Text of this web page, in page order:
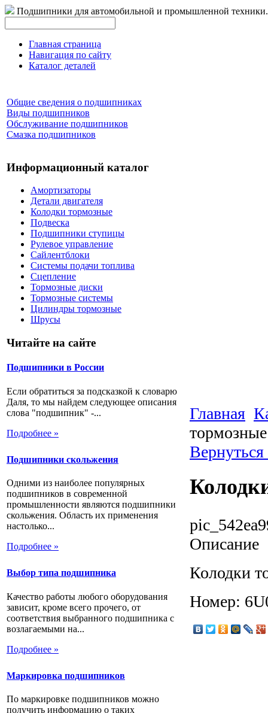
Подшипники для автомобильной и промышленной техники.
Главная страница
Навигация по сайту
Каталог деталей
Общие сведения о подшипниках
Виды подшипников
Обслуживание подшипников
Смазка подшипников
Информационный каталог
Амортизаторы
Детали двигателя
Колодки тормозные
Подвеска
Подшипники ступицы
Рулевое управление
Сайлентблоки
Системы подачи топлива
Сцепление
Тормозные диски
Тормозные системы
Цилиндры тормозные
Шрусы
Читайте на сайте
Подшипники в России
Если обратиться за подсказкой к словарю
Даля, то мы найдем следующее описания
слова "подшипник" -...
Подробнее »
Подшипники скольжения
Одними из наиболее популярных
подшипников в современной
промышленности являются подшипники
скольжения. Область их применения
настолько...
Подробнее »
Выбор типа подшипника
Качество работы любого оборудования
зависит, кроме всего прочего, от
соответствия выбранного подшипника с
возлагаемыми на...
Подробнее »
Маркировка подшипников
По маркировке подшипников можно
получить информацию о таких
Главная
Описание
Колодки
Номер: